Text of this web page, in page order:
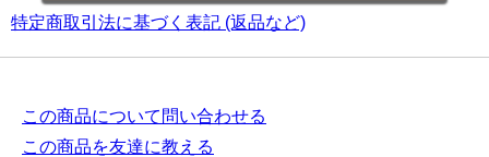
特定商取引法に基づく表記 (返品など)
この商品について問い合わせる
この商品を友達に教える